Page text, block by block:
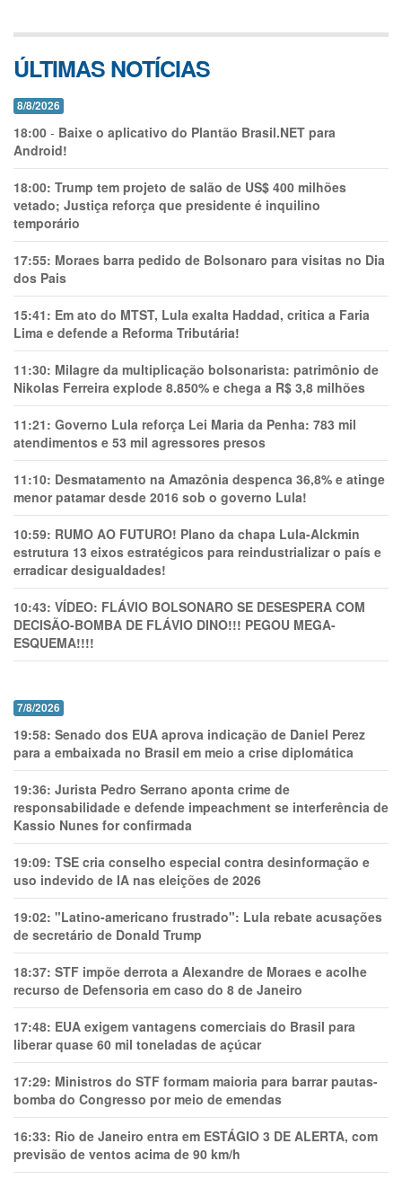
ÚLTIMAS NOTÍCIAS
8/8/2026
18:00 - Baixe o aplicativo do Plantão Brasil.NET para
Android!
18:00: Trump tem projeto de salão de US$ 400 milhões
vetado; Justiça reforça que presidente é inquilino
temporário
17:55: Moraes barra pedido de Bolsonaro para visitas no Dia
dos Pais
15:41: Em ato do MTST, Lula exalta Haddad, critica a Faria
Lima e defende a Reforma Tributária!
11:30: Milagre da multiplicação bolsonarista: patrimônio de
Nikolas Ferreira explode 8.850% e chega a R$ 3,8 milhões
11:21: Governo Lula reforça Lei Maria da Penha: 783 mil
atendimentos e 53 mil agressores presos
11:10: Desmatamento na Amazônia despenca 36,8% e atinge
menor patamar desde 2016 sob o governo Lula!
10:59: RUMO AO FUTURO! Plano da chapa Lula-Alckmin
estrutura 13 eixos estratégicos para reindustrializar o país e
erradicar desigualdades!
10:43: VÍDEO: FLÁVIO BOLSONARO SE DESESPERA COM
DECISÃO-BOMBA DE FLÁVIO DINO!!! PEGOU MEGA-
ESQUEMA!!!!
7/8/2026
19:58: Senado dos EUA aprova indicação de Daniel Perez
para a embaixada no Brasil em meio a crise diplomática
19:36: Jurista Pedro Serrano aponta crime de
responsabilidade e defende impeachment se interferência de
Kassio Nunes for confirmada
19:09: TSE cria conselho especial contra desinformação e
uso indevido de IA nas eleições de 2026
19:02: "Latino-americano frustrado": Lula rebate acusações
de secretário de Donald Trump
18:37: STF impõe derrota a Alexandre de Moraes e acolhe
recurso de Defensoria em caso do 8 de Janeiro
17:48: EUA exigem vantagens comerciais do Brasil para
liberar quase 60 mil toneladas de açúcar
17:29: Ministros do STF formam maioria para barrar pautas-
bomba do Congresso por meio de emendas
16:33: Rio de Janeiro entra em ESTÁGIO 3 DE ALERTA, com
previsão de ventos acima de 90 km/h